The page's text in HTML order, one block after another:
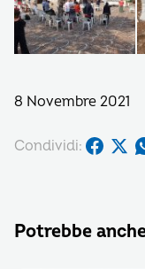
8 Novembre 2021
Condividi:
Potrebbe